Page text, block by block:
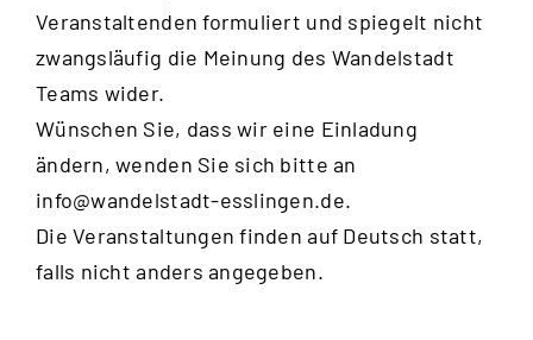
Veranstaltenden formuliert und spiegelt nicht
zwangsläufig die Meinung des Wandelstadt
Teams wider.
Wünschen Sie, dass wir eine Einladung
ändern, wenden Sie sich bitte an
info@wandelstadt-esslingen.de.
Die Veranstaltungen finden auf Deutsch statt,
falls nicht anders angegeben.